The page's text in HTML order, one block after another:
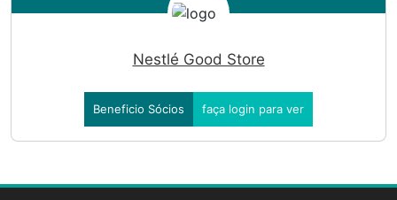
Nestlé Good Store
Beneficio Sócios faça login para ver